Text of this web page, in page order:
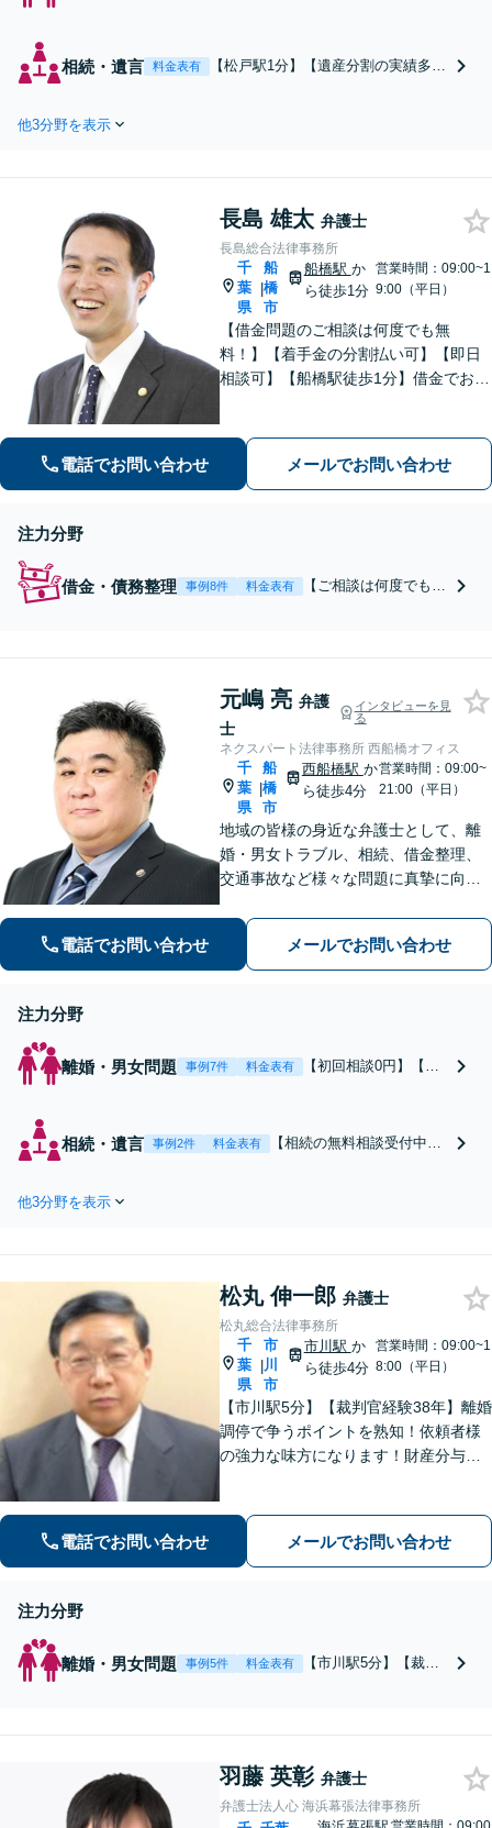
め方には自信があります。調停
もお任せください。「慰謝料・
相続・遺言 料金表有
【松戸駅1分】【遺産分割の実績多
知見豊富【相続放棄】時効がくる前
他3分野を表示
長島 雄太 弁護士
長島総合法律事務所
千
葉
県
|
船
橋
市
船橋駅 か
ら徒歩1分
営業時間：09:00~1
9:00（平日）
【借金問題のご相談は何度でも無
料！】【着手金の分割払い可】【即日
相談可】【船橋駅徒歩1分】借金でお悩
電話でお問い合わせ メールでお問い合わせ
注力分野
借金・債務整理 事例8件 料金表有
【ご相談は何度でも無
金でお悩みの方は、ま
ずは一度お気軽にご相
談下さい。
元嶋 亮 弁護
士
インタビューを見
る
ネクスパート法律事務所 西船橋オフィス
千
葉
県
|
船
橋
市
西船橋駅 か
ら徒歩4分
営業時間：09:00~
21:00（平日）
地域の皆様の身近な弁護士として、離
婚・男女トラブル、相続、借金整理、
交通事故など様々な問題に真摯に向き
ご依頼者様の意向や価値観を尊重し、
共に考え、解決を目指します。お気軽
にご相談ください。【分割払い可】
電話でお問い合わせ メールでお問い合わせ
注力分野
離婚・男女問題 事例7件 料金表有
【初回相談0円】【年
求、養育費、親権な
ど、依頼者の利益を最
す。お気軽にお問合せ
下さい。
相続・遺言 事例2件 料金表有
【相続の無料相談受付中】
す。
他3分野を表示
松丸 伸一郎 弁護士
松丸総合法律事務所
千
葉
県
|
市
川
市
市川駅 か
ら徒歩4分
営業時間：09:00~1
8:00（平日）
【市川駅5分】【裁判官経験38年】離婚
調停で争うポイントを熟知！依頼者様
の強力な味方になります！財産分与や
渉も対応できます。【初回面談無料】
【夜間・休日対応可】
電話でお問い合わせ メールでお問い合わせ
注力分野
離婚・男女問題 事例5件 料金表有
【市川駅5分】【裁判
分与や慰謝料のことな
倫相手への慰謝料請求
羽藤 英彰 弁護士
弁護士法人心 海浜幕張法律事務所